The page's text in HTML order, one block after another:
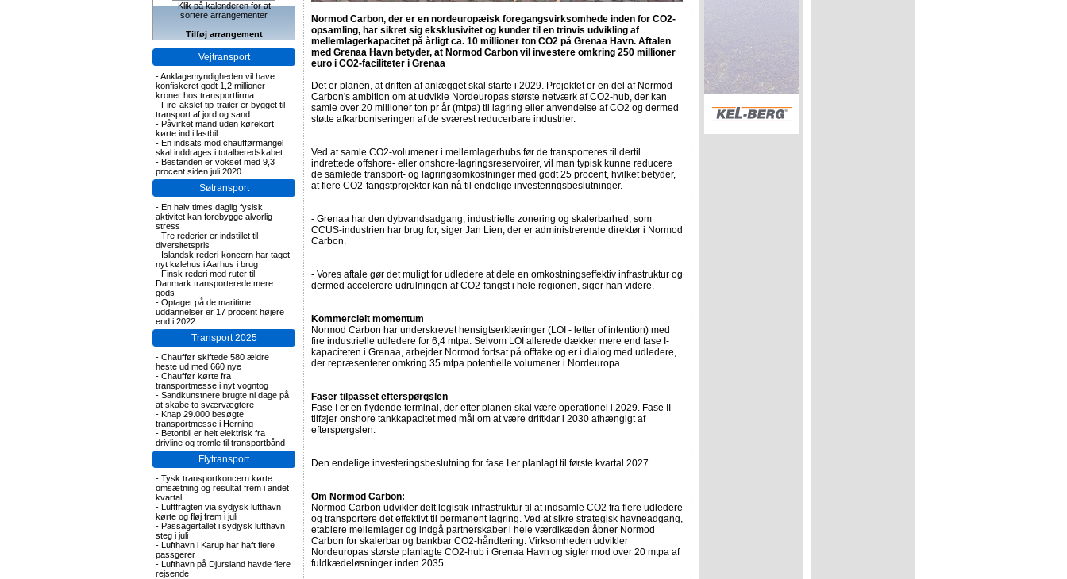
Klik på kalenderen for at
sortere arrangementer
Tilføj arrangement
Vejtransport
-Anklagemyndigheden vil have
konfiskeret godt 1,2 millioner
kroner hos transportfirma
- Fire-akslet tip-trailer er bygget til
transport af jord og sand
- Påvirket mand uden kørekort
kørte ind i lastbil
- En indsats mod chaufførmangel
skal inddrages i totalberedskabet
- Bestanden er vokset med 9,3
procent siden juli 2020
Søtransport
- En halv times daglig fysisk
aktivitet kan forebygge alvorlig
stress
- Tre rederier er indstillet til
diversitetspris
- Islandsk rederi-koncern har taget
nyt kølehus i Aarhus i brug
- Finsk rederi med ruter til
Danmark transporterede mere
gods
- Optaget på de maritime
uddannelser er 17 procent højere
end i 2022
Transport 2025
- Chauffør skiftede 580 ældre
heste ud med 660 nye
- Chauffør kørte fra
transportmesse i nyt vogntog
- Sandkunstnere brugte ni dage på
at skabe to sværvægtere
- Knap 29.000 besøgte
transportmesse i Herning
- Betonbil er helt elektrisk fra
drivline og tromle til transportbånd
Flytransport
- Tysk transportkoncern kørte
omsætning og resultat frem i andet
kvartal
- Luftfragten via sydjysk lufthavn
kørte og fløj frem i juli
- Passagertallet i sydjysk lufthavn
steg i juli
- Lufthavn i Karup har haft flere
passgerer
- Lufthavn på Djursland havde flere
rejsende
Normod Carbon, der er en nordeuropæisk foregangsvirksomhede inden for CO2-
opsamling, har sikret sig eksklusivitet og kunder til en trinvis udvikling af
mellemlagerkapacitet på årligt ca. 10 millioner ton CO2 på Grenaa Havn. Aftalen
med Grenaa Havn betyder, at Normod Carbon vil investere omkring 250 millioner
euro i CO2-faciliteter i Grenaa
Det er planen, at driften af anlægget skal starte i 2029. Projektet er en del af Normod
Carbon's ambition om at udvikle Nordeuropas største netværk af CO2-hub, der kan
samle over 20 millioner ton pr år (mtpa) til lagring eller anvendelse af CO2 og dermed
støtte afkarboniseringen af de sværest reducerbare industrier.
Ved at samle CO2-volumener i mellemlagerhubs før de transporteres til dertil
indrettede offshore- eller onshore-lagringsreservoirer, vil man typisk kunne reducere
de samlede transport- og lagringsomkostninger med godt 25 procent, hvilket betyder,
at flere CO2-fangstprojekter kan nå til endelige investeringsbeslutninger.
- Grenaa har den dybvandsadgang, industrielle zonering og skalerbarhed, som
CCUS-industrien har brug for, siger Jan Lien, der er administrerende direktør i Normod
Carbon.
- Vores aftale gør det muligt for udledere at dele en omkostningseffektiv infrastruktur og
dermed accelerere udrulningen af CO2-fangst i hele regionen, siger han videre.
Kommercielt momentum
Normod Carbon har underskrevet hensigtserklæringer (LOI - letter of intention) med
fire industrielle udledere for 6,4 mtpa. Selvom LOI allerede dækker mere end fase I-
kapaciteten i Grenaa, arbejder Normod fortsat på offtake og er i dialog med udledere,
der repræsenterer omkring 35 mtpa potentielle volumener i Nordeuropa.
Faser tilpasset efterspørgslen
Fase I er en flydende terminal, der efter planen skal være operationel i 2029. Fase II
tilføjer onshore tankkapacitet med mål om at være driftklar i 2030 afhængigt af
efterspørgslen.
Den endelige investeringsbeslutning for fase I er planlagt til første kvartal 2027.
Om Normod Carbon:
Normod Carbon udvikler delt logistik-infrastruktur til at indsamle CO2 fra flere udledere
og transportere det effektivt til permanent lagring. Ved at sikre strategisk havneadgang,
etablere mellemlager og indgå partnerskaber i hele værdikæden åbner Normod
Carbon for skalerbar og bankbar CO2-håndtering. Virksomheden udvikler
Nordeuropas største planlagte CO2-hub i Grenaa Havn og sigter mod over 20 mtpa af
fuldkædeløsninger inden 2035.